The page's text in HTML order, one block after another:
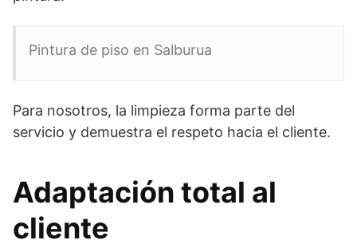
Pintura de piso en Salburua
Para nosotros, la limpieza forma parte del
servicio y demuestra el respeto hacia el cliente.
Adaptación total al
cliente